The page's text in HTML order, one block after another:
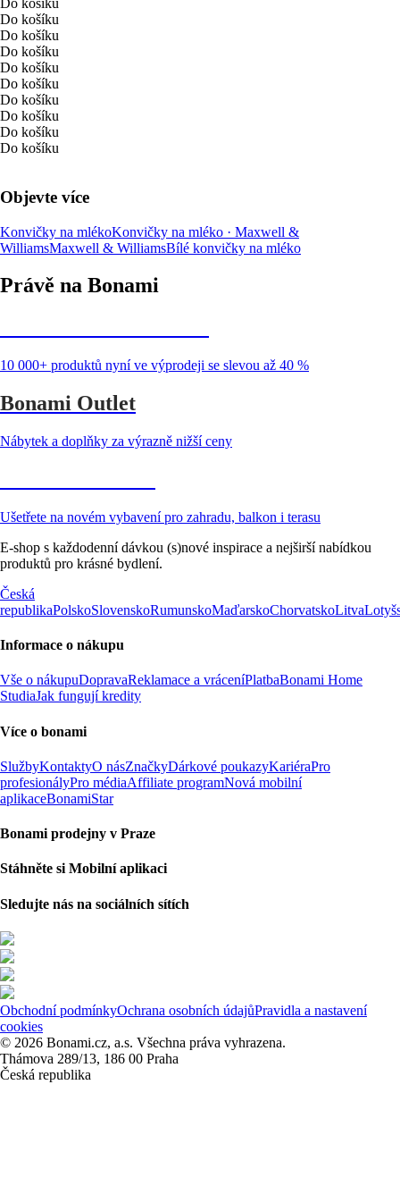
Do košíku
Do košíku
Do košíku
Do košíku
Do košíku
Do košíku
Do košíku
Do košíku
Do košíku
Do košíku
Objevte více
Konvičky na mlékoKonvičky na mléko · Maxwell &
WilliamsMaxwell & WilliamsBílé konvičky na mléko
Právě na Bonami
10 000+ produktů nyní ve výprodeji se slevou až 40 %
Bonami Outlet
Nábytek a doplňky za výrazně nižší ceny
Ušetřete na novém vybavení pro zahradu, balkon i terasu
E-shop s každodenní dávkou (s)nové inspirace a nejširší nabídkou
produktů pro krásné bydlení.
Česká
republikaPolskoSlovenskoRumunskoMaďarskoChorvatskoLitva
Informace o nákupu
Vše o nákupuDopravaReklamace a vráceníPlatbaBonami Home
StudiaJak fungují kredity
Více o bonami
SlužbyKontaktyO násZnačkyDárkové poukazyKariéraPro
profesionályPro médiaAffiliate programNová mobilní
aplikaceBonamiStar
Bonami prodejny v Praze
Stáhněte si Mobilní aplikaci
Sledujte nás na sociálních sítích
Obchodní podmínkyOchrana osobních údajůPravidla a nastavení
cookies
© 2026 Bonami.cz, a.s. Všechna práva vyhrazena.
Thámova 289/13, 186 00 Praha
Česká republika